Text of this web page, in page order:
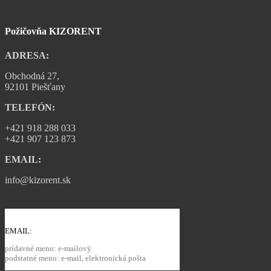
Požičovňa KIZORENT
ADRESA:
Obchodná 27,
92101 Piešťany
TELEFÓN:
+421 918 288 033
+421 907 123 873
EMAIL:
info@kizorent.sk
EMAIL:
prídavné meno: e-mailový
podstatné meno: e-mail, elektronická pošta